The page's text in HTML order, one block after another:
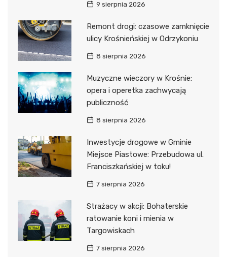
9 sierpnia 2026
Remont drogi: czasowe zamknięcie
ulicy Krośnieńskiej w Odrzykoniu
8 sierpnia 2026
Muzyczne wieczory w Krośnie:
opera i operetka zachwycają
publiczność
8 sierpnia 2026
Inwestycje drogowe w Gminie
Miejsce Piastowe: Przebudowa ul.
Franciszkańskiej w toku!
7 sierpnia 2026
Strażacy w akcji: Bohaterskie
ratowanie koni i mienia w
Targowiskach
7 sierpnia 2026